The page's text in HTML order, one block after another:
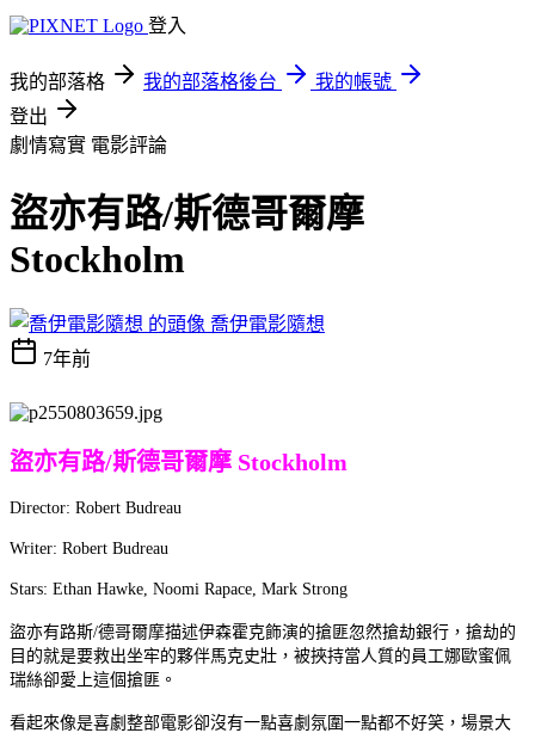
登入
我的部落格 我的部落格後台
我的帳號
登出
劇情寫實 電影評論
盜亦有路/斯德哥爾摩
Stockholm
喬伊電影隨想
7年前
盜亦有路/斯德哥爾摩 Stockholm
Director: Robert Budreau
Writer: Robert Budreau
Stars: Ethan Hawke, Noomi Rapace, Mark Strong
盜亦有路斯/德哥爾摩描述伊森霍克飾演的搶匪忽然搶劫銀行，搶劫的
目的就是要救出坐牢的夥伴馬克史壯，被挾持當人質的員工娜歐蜜佩
瑞絲卻愛上這個搶匪。
看起來像是喜劇整部電影卻沒有一點喜劇氛圍一點都不好笑，場景大